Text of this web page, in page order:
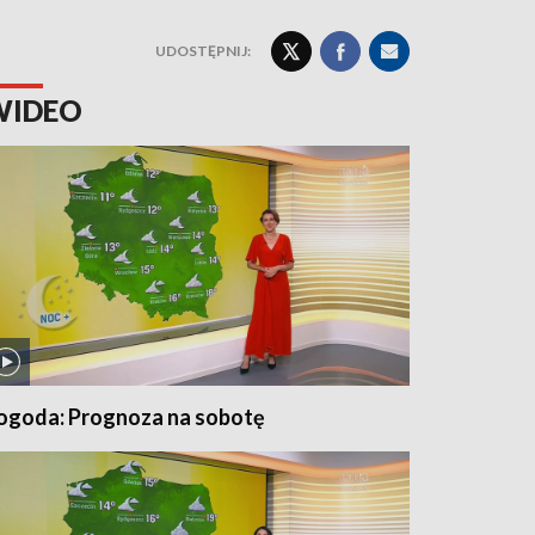
UDOSTĘPNIJ:
Prognoza na sobotę